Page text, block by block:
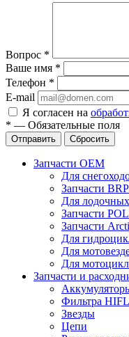
Вопрос *
Ваше имя *
Телефон *
E-mail
Я согласен на
* — Обязательные поля
Отправить Сбросить
Запчасти OEM
Для
Запчасти BRP
Для
Запчасти
Запчасти
Для
Для
Для
Запчасти и
Фильтра
Звезды
Цепи